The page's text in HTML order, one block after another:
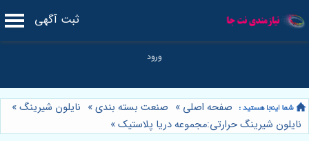
ثبت آگهی
صفحه اصلی » صنعت بسته بندی» نایلون شیرینگ»
نایلون شیرینگ حرارتی:مجموعه دریا پلاستیک»